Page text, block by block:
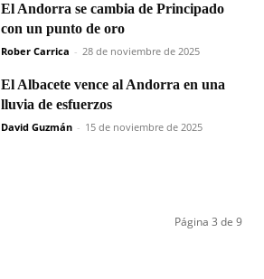
El Andorra se cambia de Principado
con un punto de oro
Rober Carrica - 28 de noviembre de 2025
El Albacete vence al Andorra en una
lluvia de esfuerzos
David Guzmán - 15 de noviembre de 2025
Página 3 de 9